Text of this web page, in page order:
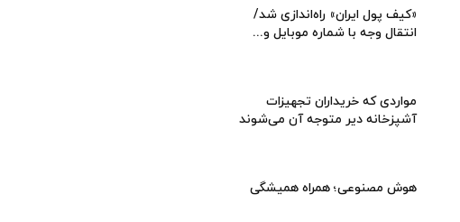
«کیف پول ایران» راه‌اندازی شد/
انتقال وجه با شماره موبایل و...
مواردی که خریداران تجهیزات
آشپزخانه دیر متوجه آن می‌شوند
هوش مصنوعی؛ همراه همیشگی